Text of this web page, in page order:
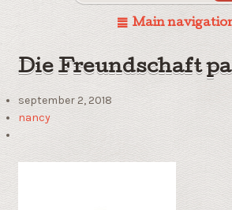
Main
Die Freundschaft
september 2, 2018
nancy